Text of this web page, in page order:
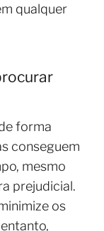
qualquer
forma
conseguem
mesmo
prejudicial.
os